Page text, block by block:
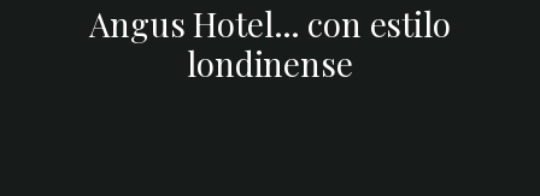
Angus Hotel… con estilo
londinense